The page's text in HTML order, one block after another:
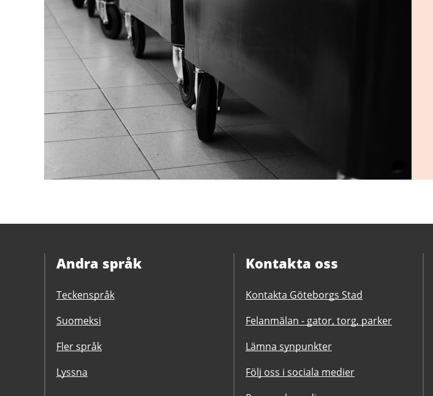
Andra språk
Teckenspråk
Suomeksi
Fler språk
Lyssna
Kontakta oss
Kontakta Göteborgs Stad
Felanmälan - gator, torg, parker
Lämna synpunkter
Följ oss i sociala medier